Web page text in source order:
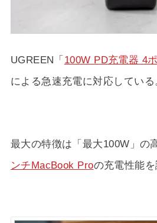
UGREEN「 100W PD充電器 4
による急速充電に対応している
最大の特徴は「最大100W」の
ンチMacBook Proの充電性能を